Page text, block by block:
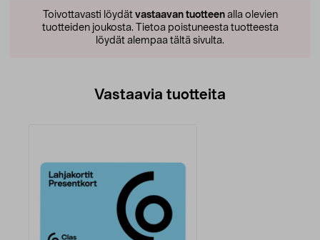
Toivottavasti löydät vastaavan tuotteenalla olevien
tuotteiden joukosta. Tietoa poistuneesta tuotteesta
löydät alempaa tältä sivulta.
Vastaavia tuotteita